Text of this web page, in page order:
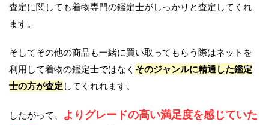
査定に関しても着物専門の鑑定士がしっかりと査定してくれ
ます。
そしてその他の商品も一緒に買い取ってもらう際はネットを
利用して着物の鑑定士ではなく そのジャンルに精通した鑑定
士の方が査定 してくれれます。
したがって、
よりグレードの高い満足度を感じていた